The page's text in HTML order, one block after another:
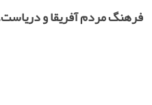
فرهنگ مردم آفریقا و دریاست